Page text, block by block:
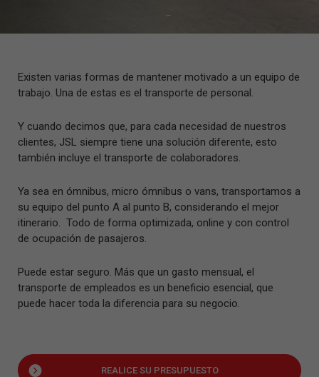
Existen varias formas de mantener motivado a un equipo de
trabajo. Una de estas es el transporte de personal.
Y cuando decimos que, para cada necesidad de nuestros
clientes, JSL siempre tiene una solución diferente, esto
también incluye el transporte de colaboradores.
Ya sea en ómnibus, micro ómnibus o vans, transportamos a
su equipo del punto A al punto B, considerando el mejor
itinerario. Todo de forma optimizada, online y con control
de ocupación de pasajeros.
Puede estar seguro. Más que un gasto mensual, el
transporte de empleados es un beneficio esencial, que
puede hacer toda la diferencia para su negocio.
REALICE SU PRESUPUESTO